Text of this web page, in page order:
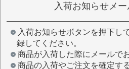
入荷お知らせメ
入荷お知らせボタンを押下し
録してください。
商品が入荷した際にメールで
商品の入荷やご注文を確定す